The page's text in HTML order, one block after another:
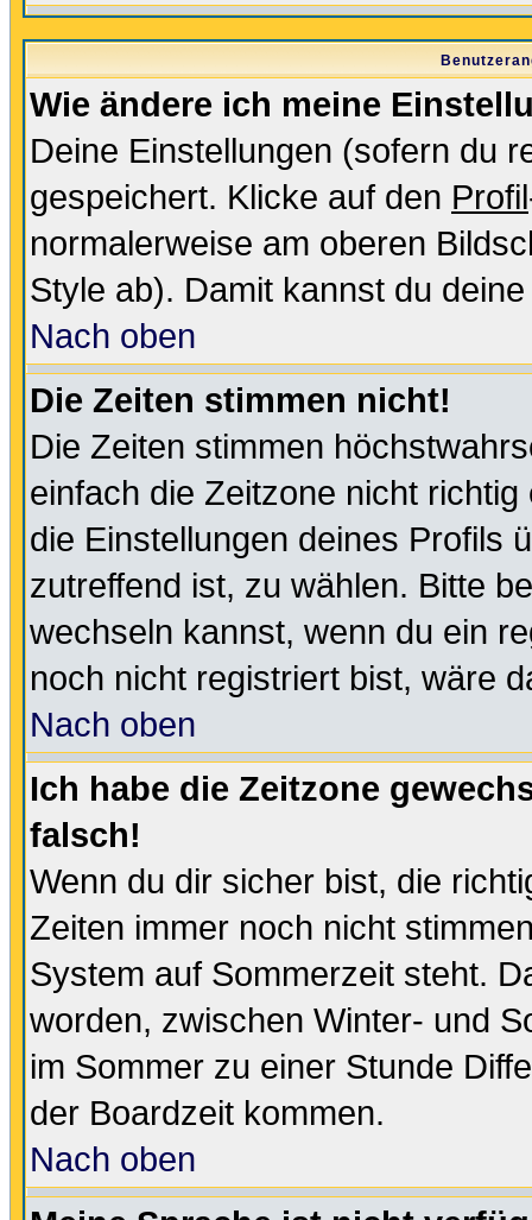
Wie ändere ich meine
Deine Einstellungen (sofern du
gespeichert. Klicke auf den Profil
normalerweise am oberen
Style ab). Damit kannst du
Nach oben
Die Zeiten stimmen nicht!
Die Zeiten stimmen
einfach die Zeitzone nicht
die Einstellungen deines Profils
zutreffend ist, zu wählen. Bitte
wechseln kannst, wenn du ein
noch nicht registriert bist, wäre
Nach oben
Ich habe die Zeitzone
falsch!
Wenn du dir sicher bist, die
Zeiten immer noch nicht
System auf Sommerzeit steht.
worden, zwischen Winter- und
im Sommer zu einer Stunde
der Boardzeit kommen.
Nach oben